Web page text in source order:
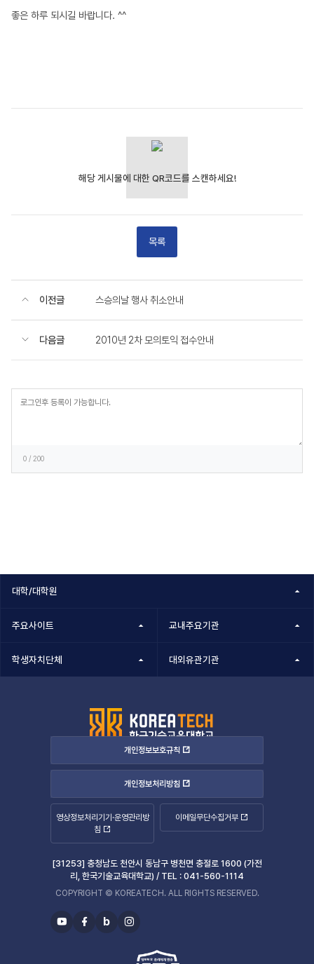
좋은 하루 되시길 바랍니다. ^^
목록
이전글 스승의날 행사 취소안내
다음글 2010년 2차 모의토익 접수안내
0 / 200
대학/대학원
주요사이트 교내주요기관
학생자치단체 대외유관기관
개인정보보호규칙
개인정보처리방침
영상정보처리기기·운영관리방
침
이메일무단수집거부
[31253] 충청남도 천안시 동남구 병천면 충절로 1600 (가전
리, 한국기술교육대학교) / TEL : 041-560-1114
COPYRIGHT © KOREATECH. ALL RIGHTS RESERVED.
유
페
b
블
인
타